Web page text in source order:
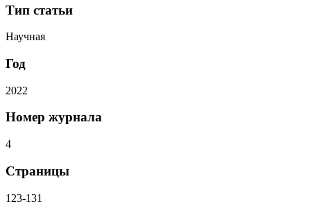
Тип статьи
Научная
Год
2022
Номер журнала
4
Страницы
123-131